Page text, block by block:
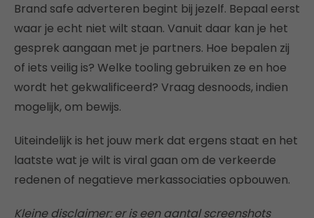
Brand safe adverteren begint bij jezelf. Bepaal eerst
waar je echt niet wilt staan. Vanuit daar kan je het
gesprek aangaan met je partners. Hoe bepalen zij
of iets veilig is? Welke tooling gebruiken ze en hoe
wordt het gekwalificeerd? Vraag desnoods, indien
mogelijk, om bewijs.
Uiteindelijk is het jouw merk dat ergens staat en het
laatste wat je wilt is viral gaan om de verkeerde
redenen of negatieve merkassociaties opbouwen.
Kleine disclaimer: er is een aantal screenshots